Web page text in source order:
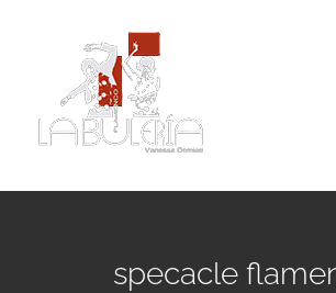
specacle